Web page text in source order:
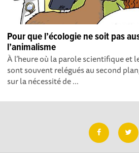
Pour que l’écologie ne soit pas
l’animalisme
À l’heure où la parole scientifique et
sont souvent relégués au second
sur la nécessité de ...